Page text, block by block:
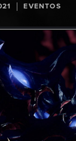
| EVENTOS